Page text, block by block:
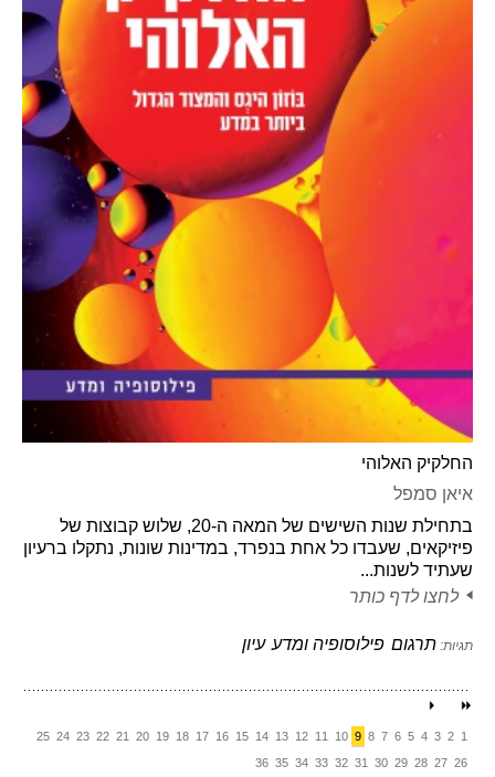
החלקיק האלוהי
איאן סמפל
בתחילת שנות השישים של המאה ה-20, שלוש קבוצות של
פיזיקאים, שעבדו כל אחת בנפרד, במדינות שונות, נתקלו ברעיון
שעתיד לשנות...
לחצו לדף כותר
תגיות: תרגום פילוסופיה ומדע עיון
1
2
3
4
5
6
7
8
9
10
11
12
13
14
15
16
17
18
19
20
21
22
23
24
25
26
27
28
29
30
31
32
33
34
35
36